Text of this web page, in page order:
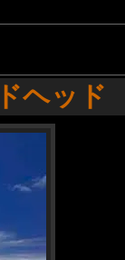
ヘッド